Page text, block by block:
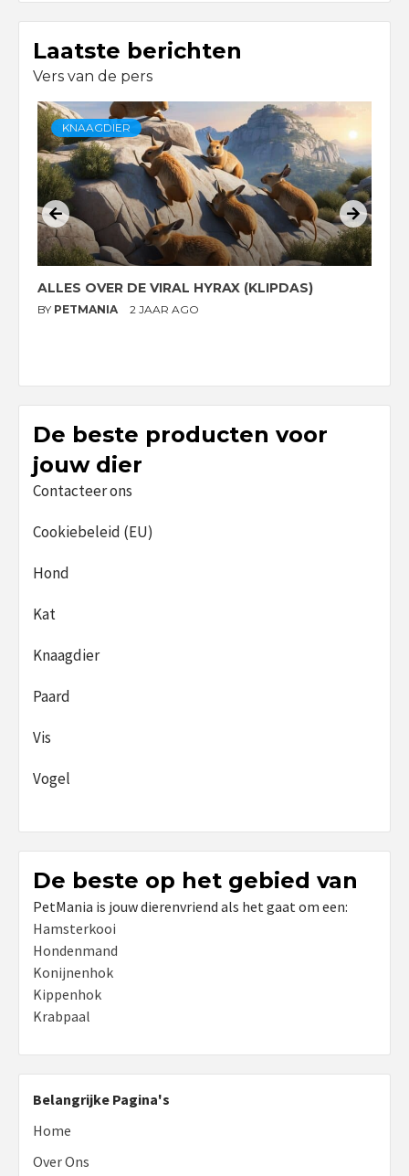
Laatste berichten
Vers van de pers
KNAAGDIER
ALLES OVER DE VIRAL HYRAX (KLIPDAS)
BY PETMANIA 2 JAAR AGO
De beste producten voor
jouw dier
Contacteer ons
Cookiebeleid (EU)
Hond
Kat
Knaagdier
Paard
Vis
Vogel
De beste op het gebied van
PetMania is jouw dierenvriend als het gaat om een:
Hamsterkooi
Hondenmand
Konijnenhok
Kippenhok
Krabpaal
Belangrijke Pagina's
Home
Over Ons